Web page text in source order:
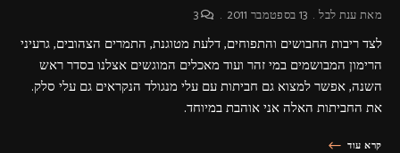
מאתענת לבל 13 בספטמבר 2011 3
לצד ריבות החבושים והתפוחים, דלעת מטוגנת, התמרים הצהובים, גרעיני
הרימון המבושמים במי זהר ועוד מאכלים המוגשים אצלנו בסדר ראש
השנה, אפשר למצוא גם חביתות עם עלי מנגולד הנקראים גם עלי סלק.
את החביתות האלה אני אוהבת במיוחד.
קרא עוד